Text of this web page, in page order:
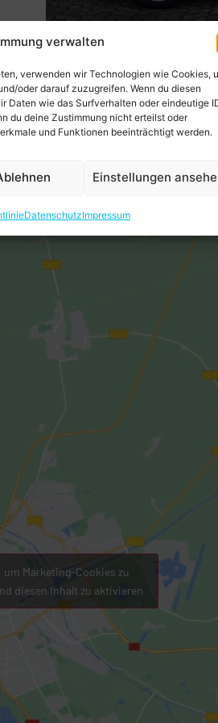
verwalten
verwenden wir Technologien wie Cookies,
oder darauf zuzugreifen. Wenn du diesen
Daten wie das Surfverhalten oder eindeutige
du deine Zustimmung nicht erteilst oder
und Funktionen beeinträchtigt werden.
Einstellungen
DatenschutzImpressum
um Marketing-Cookies zu
diesen Inhalt zu aktivieren